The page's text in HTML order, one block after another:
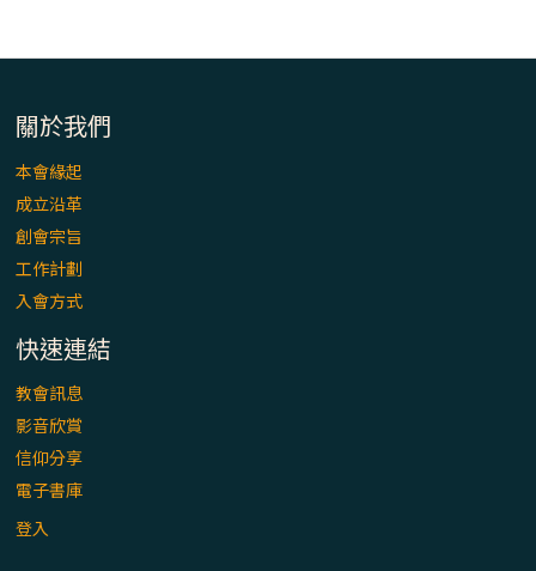
關於我們
本會緣起
成立沿革
創會宗旨
工作計劃
入會方式
快速連結
教會訊息
影音欣賞
信仰分享
電子書庫
登入